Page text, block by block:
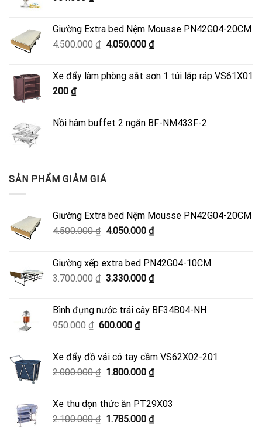
Giường Extra bed Nệm Mousse PN42G04-20CM
4.500.000₫ Giá
4.500.000 ₫.
4.050.000 ₫Giá
là:
Xe đẩy làm phòng sắt sơn 1 túi lắp ráp VS61X01
200 ₫
Nồi hâm buffet 2 ngăn BF-NM433F-2
SẢN PHẨM GIẢM GIÁ
Giường Extra bed Nệm Mousse PN42G04-20CM
4.500.000₫ Giá
4.500.000 ₫.
4.050.000 ₫Giá
là:
4.050.000 ₫.
Giường xếp extra bed PN42G04-10CM
3.700.000₫ Giá
3.700.000 ₫.
3.330.000 ₫Giá
là:
Bình đựng nước trái cây BF34B04-NH
950.000₫ Giá
950.000 ₫.
600.000 ₫Giá
là:
600.000 ₫.
Xe đẩy đồ vải có tay cầm VS62X02-201
2.000.000₫ Giá
2.000.000 ₫.
1.800.000 ₫Giá
là:
1.800.000 ₫.
Xe thu dọn thức ăn PT29X03
2.100.000₫ Giá
1.785.000 ₫Giá